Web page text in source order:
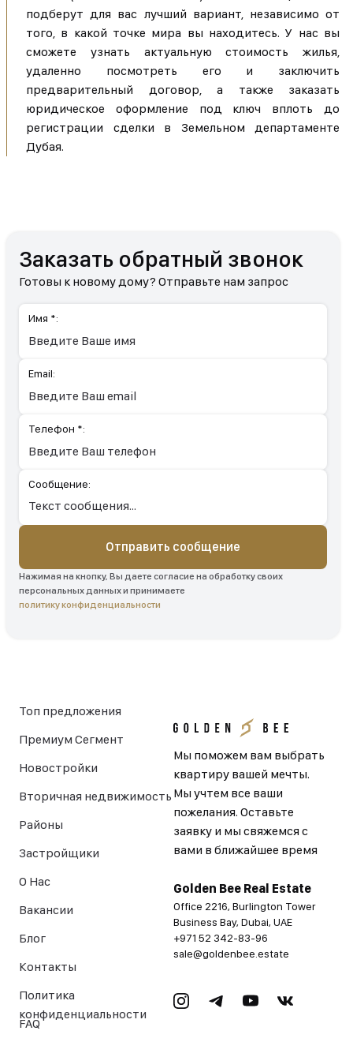
подберут для вас лучший вариант, независимо от
того, в какой точке мира вы находитесь. У нас вы
сможете узнать актуальную стоимость жилья,
удаленно посмотреть его и заключить
предварительный договор, а также заказать
юридическое оформление под ключ вплоть до
регистрации сделки в Земельном департаменте
Дубая.
Заказать обратный звонок
Готовы к новому дому? Отправьте нам запрос
Имя *:
Email:
Телефон *:
Сообщение:
Отправить сообщение
Нажимая на кнопку, Вы даете согласие на обработку своих
персональных данных и принимаете
политику конфиденциальности
Мы поможем вам выбрать
квартиру вашей мечты.
Мы учтем все ваши
пожелания. Оставьте
заявку и мы свяжемся с
вами в ближайшее время
Golden Bee Real Estate
Office 2216, Burlington Tower
Business Bay, Dubai, UAE
+971 52 342-83-96
sale@goldenbee.estate
Топ предложения
Премиум Сегмент
Новостройки
Вторичная недвижимость
Районы
Застройщики
О Нас
Вакансии
Блог
Контакты
Политика
конфиденциальности
FAQ